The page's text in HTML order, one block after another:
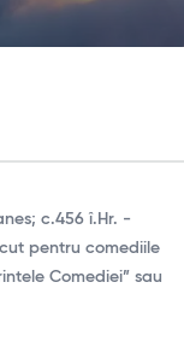
c.456 î.Hr. -
pentru comediile
Comediei” sau